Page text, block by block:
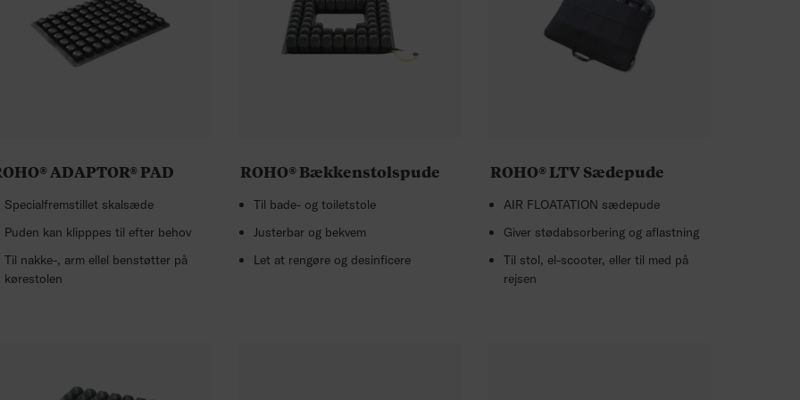
ADAPTOR® PAD
Specialfremstillet skalsæde
Puden kan klipppes til efter behov
Til nakke-, arm ellel benstøtter på
kørestolen
ROHO® Bækkenstolspude
Til bade- og toiletstole
Justerbar og bekvem
Let at rengøre og desinficere
ROHO® LTV Sædepude
AIR FLOATATION sædepude
Giver stødabsorbering og aflastning
Til stol, el-scooter, eller til med på
rejsen